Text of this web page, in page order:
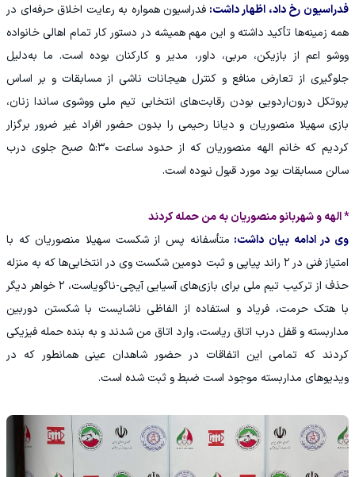
فدراسیون رخ داد، اظهار داشت: فدراسیون همواره به رعایت اخلاق حرفه‌ای در
همه زمینه‌ها تأکید داشته و این مهم همیشه در دستور کار تمام اهالی خانواده
ووشو اعم از بازیکن، مربی، داور، مدیر و کارکنان بوده ‌است. ما به‌دلیل
جلوگیری از تعارض منافع و کنترل هیجانات ناشی از مسابقات و بر اساس
پروتکل درون‌اردویی بودن رقابت‌های انتخابی تیم ملی ووشوی ساندا زنان،
بازی سهیلا منصوریان و دیانا رحیمی را بدون حضور افراد غیر ضرور برگزار
کردیم که خانم الهه منصوریان که از حدود ساعت ۵:۳۰ صبح جلوی درب
سالن مسابقات بود مورد قبول نبوده است.
* الهه و شهربانو منصوریان به من حمله کردند
وی در ادامه بیان داشت: متأسفانه پس از شکست سهیلا منصوریان که با
امتیاز فنی در ۲ راند پیاپی و ثبت دومین شکست وی در انتخابی‌ها ‌که به منزله
حذف از ترکیب تیم ملی برای بازی‌های آسیایی آیچی-ناگویاست، ۲ خواهر دیگر
با هتک حرمت، فریاد و استفاده از الفاظی ناشایست با شکستن دوربین
مداربسته و قفل درب اتاق ریاست، وارد اتاق من شدند و به بنده حمله فیزیکی
کردند که تمامی این اتفاقات در حضور شاهدان عینی همانطور که در
ویدیوهای مداربسته موجود است ضبط و ثبت شده است.